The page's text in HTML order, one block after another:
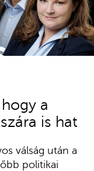
a
is hat
válság után a
politikai